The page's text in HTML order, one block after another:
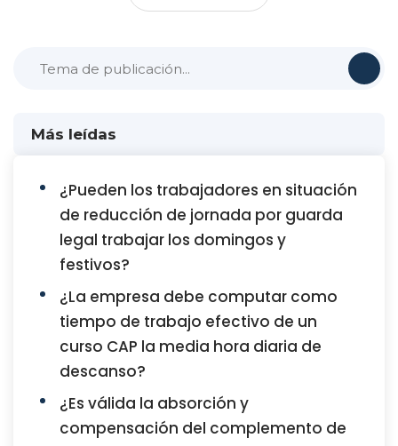
Más leídas
¿Pueden los trabajadores en situación
de reducción de jornada por guarda
legal trabajar los domingos y
festivos?
¿La empresa debe computar como
tiempo de trabajo efectivo de un
curso CAP la media hora diaria de
descanso?
¿Es válida la absorción y
compensación del complemento de